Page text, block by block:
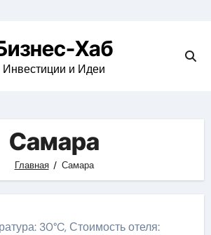
Хаб
Инвестиции и Идеи
Самара
Главная Самара
30°C, Стоимость отеля: